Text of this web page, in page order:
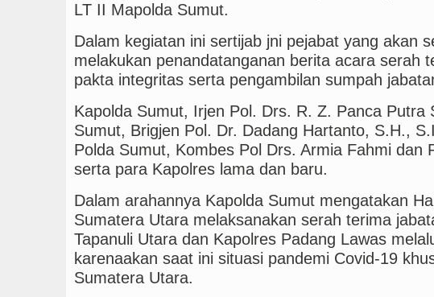
LT II Mapolda Sumut.
Dalam kegiatan ini sertijab jni pejabat yang akan
melakukan penandatanganan berita acara serah
pakta integritas serta pengambilan sumpah
Kapolda Sumut, Irjen Pol. Drs. R. Z. Panca Putra
Sumut, Brigjen Pol. Dr. Dadang Hartanto, S.H.,
Polda Sumut, Kombes Pol Drs. Armia Fahmi dan
serta para Kapolres lama dan baru.
Dalam arahannya Kapolda Sumut mengatakan
Sumatera Utara melaksanakan serah terima
Tapanuli Utara dan Kapolres Padang Lawas
karenaakan saat ini situasi pandemi Covid-19
Sumatera Utara.